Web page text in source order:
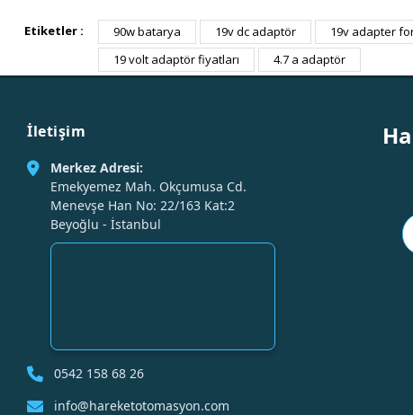
Etiketler : 90w batarya 19v dc adaptör 19v adapter
19 volt adaptör fiyatları
4.7 a adaptör
İletişim
Merkez Adresi:
Emekyemez Mah. Okçumusa Cd.
Menevşe Han No: 22/163 Kat:2
Beyoğlu - İstanbul
0542 158 68 26
info@hareketotomasyon.com